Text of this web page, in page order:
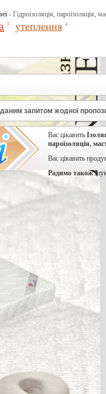
- Гідроізоляція, пароізоляція,
5 утеплення 4
запитом жодної
Вас цікавить
пароізоляція,
Вас цікавить
Радимо також